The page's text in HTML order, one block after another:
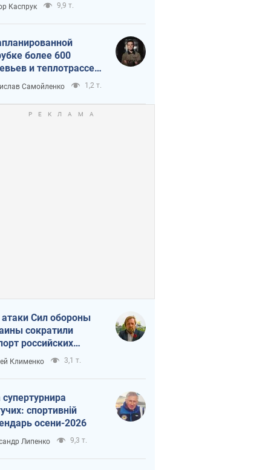
Каспрук 9,9 т.
более 600
и теплотрассе:
на
в Киеве
Самойленко 1,2 т.
атаки Сил обороны
сократили
российских
Клименко 3,1 т.
спортивній
осени-2026
Липенко 9,3 т.